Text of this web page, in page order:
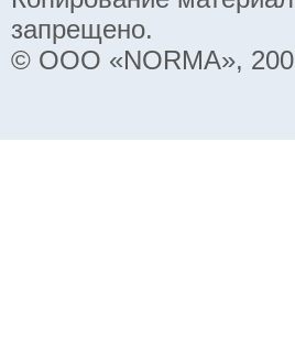
запрещено.
© ООО «NORMA»,